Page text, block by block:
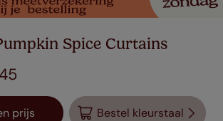
Spice Curtains
45
prijs Bestel kleurstaal